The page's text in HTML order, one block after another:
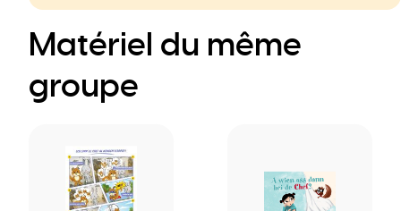
Matériel du même
groupe